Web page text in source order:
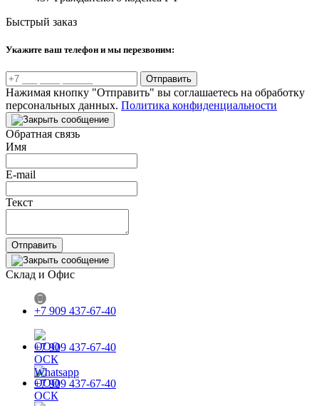
Быстрый заказ
Укажите ваш телефон и мы перезвоним:
Отправить
Нажимая кнопку "Отправить" вы соглашаетесь на обработку
персональных данных. Политика конфиденциальности
Обратная связь
Имя
E-mail
Текст
Отправить
Склад и Офис
+7 909 437-67-40
+7 909 437-67-40
+7 909 437-67-40